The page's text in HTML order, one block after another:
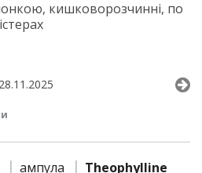
кишковорозчинні, по
28.11.2025
ампула Theophylline